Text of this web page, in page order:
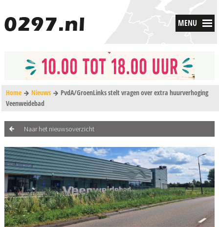
MENU
Home Nieuws
PvdA/GroenLinks stelt vragen over extra huurverhoging
Veenweidebad
Naar het nieuwsoverzicht